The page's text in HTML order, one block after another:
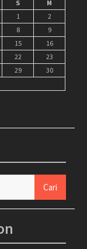
S
M
1
2
8
9
15
16
22
23
29
30